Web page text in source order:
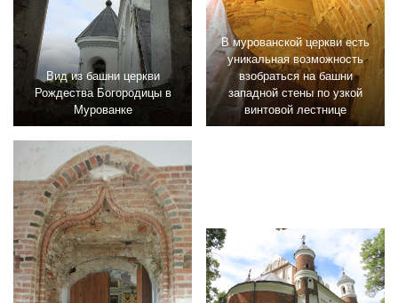
Вид из башни церкви
Рождества Богородицы в
Мурованке
В мурованской церкви есть
уникальная возможность
взобраться на башни
западной стены по узкой
винтовой лестнице